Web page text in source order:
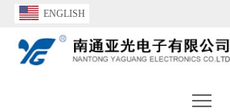
ENGLISH